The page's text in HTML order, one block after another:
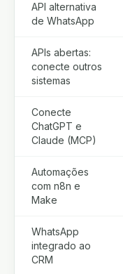
API alternativa
de WhatsApp
APIs abertas:
conecte outros
sistemas
Conecte
ChatGPT e
Claude (MCP)
Automações
com n8n e
Make
WhatsApp
integrado ao
CRM